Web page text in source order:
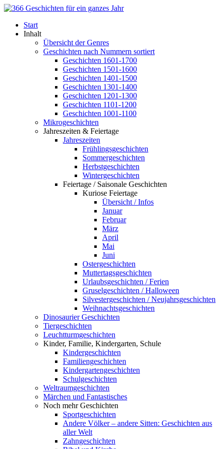
Start
Inhalt
Übersicht der Genres
Geschichten nach Nummern sortiert
Geschichten 1601-1700
Geschichten 1501-1600
Geschichten 1401-1500
Geschichten 1301-1400
Geschichten 1201-1300
Geschichten 1101-1200
Geschichten 1001-1100
Mikrogeschichten
Jahreszeiten & Feiertage
Jahreszeiten
Frühlingsgeschichten
Sommergeschichten
Herbstgeschichten
Wintergeschichten
Feiertage / Saisonale Geschichten
Kuriose Feiertage
Übersicht / Infos
Januar
Februar
März
April
Mai
Juni
Ostergeschichten
Muttertagsgeschichten
Urlaubsgeschichten / Ferien
Gruselgeschichten / Halloween
Silvestergeschichten / Neujahrsgeschichten
Weihnachtsgeschichten
Dinosaurier Geschichten
Tiergeschichten
Leuchtturmgeschichten
Kinder, Familie, Kindergarten, Schule
Kindergeschichten
Familiengeschichten
Kindergartengeschichten
Schulgeschichten
Weltraumgeschichten
Märchen und Fantastisches
Noch mehr Geschichten
Sportgeschichten
Andere Völker – andere Sitten: Geschichten aus
aller Welt
Zahngeschichten